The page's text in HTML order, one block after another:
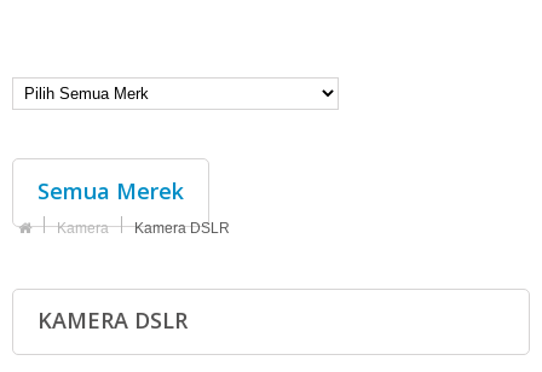
Semua Merek
Kamera Kamera DSLR
KAMERA DSLR